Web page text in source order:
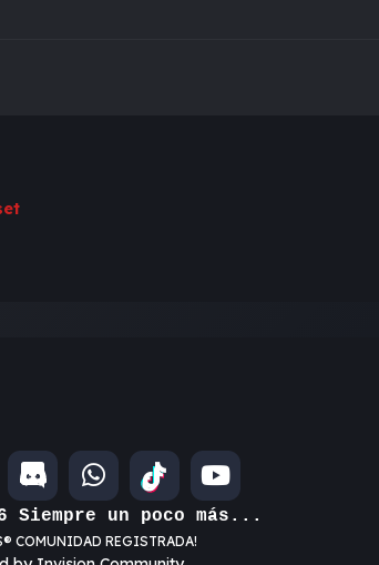
Siempre un poco más...
COMUNIDAD REGISTRADA!